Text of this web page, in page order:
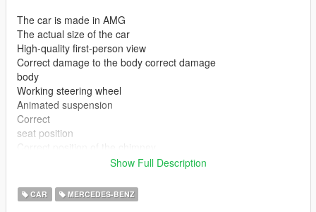
The car is made in AMG
The actual size of the car
High-quality first-person view
Correct damage to the body correct damage
body
Working steering wheel
Animated suspension
Correct
seat position
Surrounding installation (installation / replacement): - read the
README file inside the archive
Show Full Description
CAR MERCEDES-BENZ